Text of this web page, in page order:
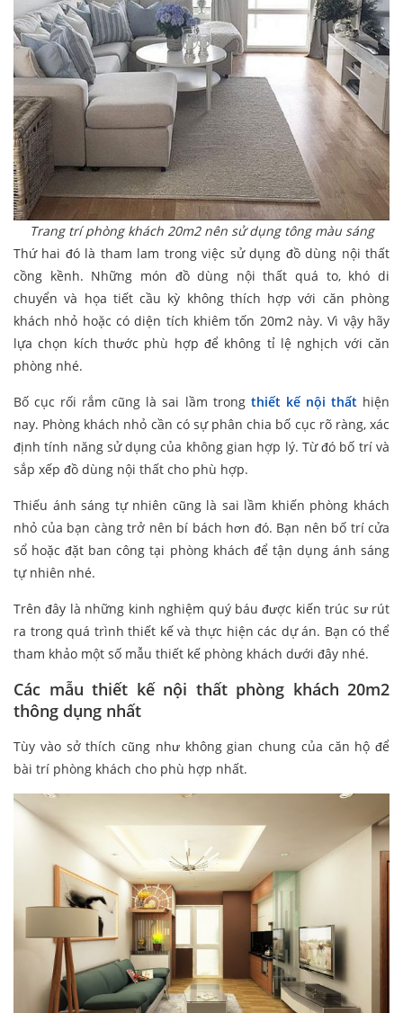
Trang trí phòng khách 20m2 nên sử dụng tông màu sáng
Thứ hai đó là tham lam trong việc sử dụng đồ dùng nội thất
cồng kềnh. Những món đồ dùng nội thất quá to, khó di
chuyển và họa tiết cầu kỳ không thích hợp với căn phòng
khách nhỏ hoặc có diện tích khiêm tốn 20m2 này. Vì vậy hãy
lựa chọn kích thước phù hợp để không tỉ lệ nghịch với căn
phòng nhé.
Bố cục rối rắm cũng là sai lầm trong thiết kế nội thất hiện
nay. Phòng khách nhỏ cần có sự phân chia bố cục rõ ràng, xác
định tính năng sử dụng của không gian hợp lý. Từ đó bố trí và
sắp xếp đồ dùng nội thất cho phù hợp.
Thiếu ánh sáng tự nhiên cũng là sai lầm khiến phòng khách
nhỏ của bạn càng trở nên bí bách hơn đó. Bạn nên bố trí cửa
sổ hoặc đặt ban công tại phòng khách để tận dụng ánh sáng
tự nhiên nhé.
Trên đây là những kinh nghiệm quý báu được kiến trúc sư rút
ra trong quá trình thiết kế và thực hiện các dự án. Bạn có thể
tham khảo một số mẫu thiết kế phòng khách dưới đây nhé.
Các mẫu thiết kế nội thất phòng khách 20m2
thông dụng nhất
Tùy vào sở thích cũng như không gian chung của căn hộ để
bài trí phòng khách cho phù hợp nhất.